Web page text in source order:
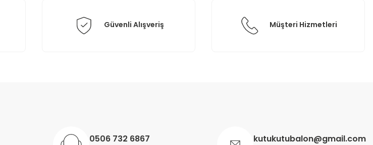
Güvenli Alışveriş Müşteri Hizmetleri
0506 732 6867 kutukutubalon@gmail.com